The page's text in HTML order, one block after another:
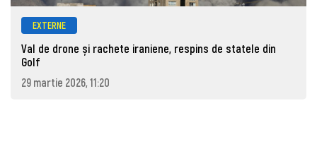
EXTERNE
Val de drone și rachete iraniene, respins de statele din
Golf
29 martie 2026, 11:20